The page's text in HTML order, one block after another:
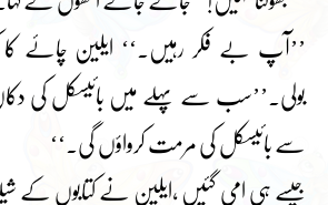
’’آپ بے فکر رہیں۔‘‘ ایلین چائے
بولی۔’’سب سے پہلے میں بائیسکل کی
سے بائیسکل کی مرمت کرواؤں گی۔‘‘
جیسے ہی امی گئیں ،ایلین نے کتابوں